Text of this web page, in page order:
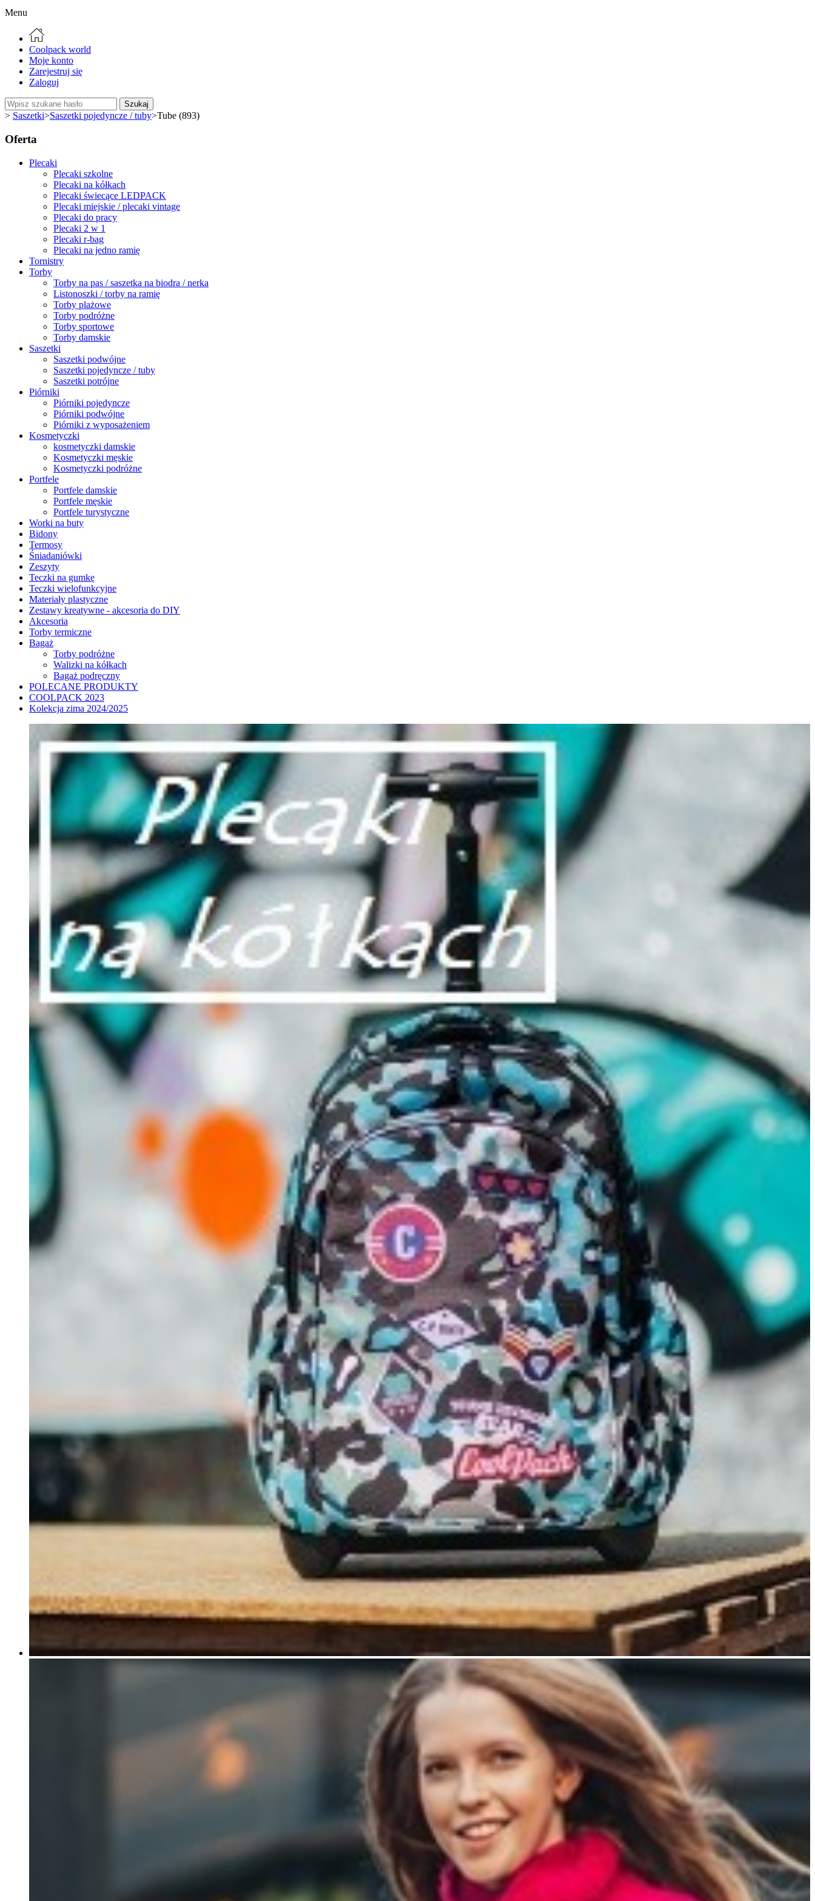
Menu
Coolpack world
Moje konto
Zarejestruj się
Zaloguj
Szukaj
> Saszetki>Saszetki pojedyncze / tuby>Tube (893)
Oferta
Plecaki
Plecaki szkolne
Plecaki na kółkach
Plecaki świecące LEDPACK
Plecaki miejskie / plecaki vintage
Plecaki do pracy
Plecaki 2 w 1
Plecaki r-bag
Plecaki na jedno ramię
Tornistry
Torby
Torby na pas / saszetka na biodra / nerka
Listonoszki / torby na ramię
Torby plażowe
Torby podróżne
Torby sportowe
Torby damskie
Saszetki
Saszetki podwójne
Saszetki pojedyncze / tuby
Saszetki potrójne
Piórniki
Piórniki pojedyncze
Piórniki podwójne
Piórniki z wyposażeniem
Kosmetyczki
kosmetyczki damskie
Kosmetyczki męskie
Kosmetyczki podróżne
Portfele
Portfele damskie
Portfele męskie
Portfele turystyczne
Worki na buty
Bidony
Termosy
Śniadaniówki
Zeszyty
Teczki na gumkę
Teczki wielofunkcyjne
Materiały plastyczne
Zestawy kreatywne - akcesoria do DIY
Akcesoria
Torby termiczne
Bagaż
Torby podróżne
Walizki na kółkach
Bagaż podręczny
POLECANE PRODUKTY
COOLPACK 2023
Kolekcja zima 2024/2025